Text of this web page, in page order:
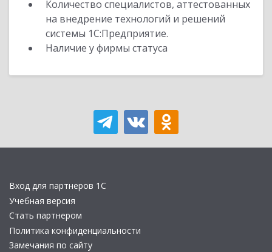
Количество специалистов, аттестованных
на внедрение технологий и решений
системы 1С:Предприятие.
Наличие у фирмы статуса
Вход для партнеров 1С
Учебная версия
Стать партнером
Политика конфиденциальности
Замечания по сайту